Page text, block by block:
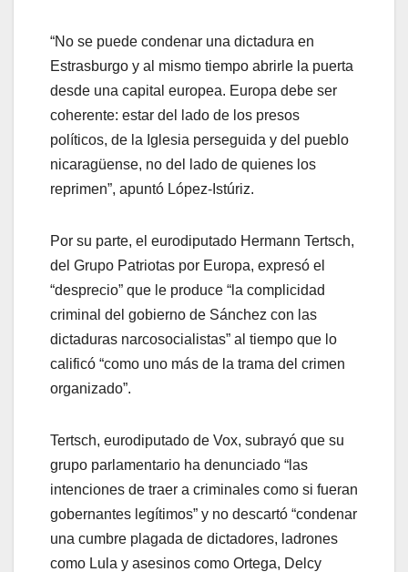
“No se puede condenar una dictadura en
Estrasburgo y al mismo tiempo abrirle la puerta
desde una capital europea. Europa debe ser
coherente: estar del lado de los presos
políticos, de la Iglesia perseguida y del pueblo
nicaragüense, no del lado de quienes los
reprimen”, apuntó López-Istúriz.
Por su parte, el eurodiputado Hermann Tertsch,
del Grupo Patriotas por Europa, expresó el
“desprecio” que le produce “la complicidad
criminal del gobierno de Sánchez con las
dictaduras narcosocialistas” al tiempo que lo
calificó “como uno más de la trama del crimen
organizado”.
Tertsch, eurodiputado de Vox, subrayó que su
grupo parlamentario ha denunciado “las
intenciones de traer a criminales como si fueran
gobernantes legítimos” y no descartó “condenar
una cumbre plagada de dictadores, ladrones
como Lula y asesinos como Ortega, Delcy